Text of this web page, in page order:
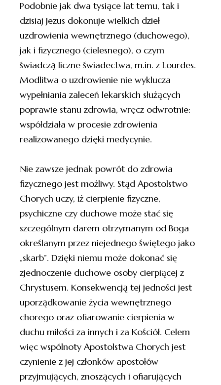
Podobnie jak dwa tysiące lat temu, tak i
dzisiaj Jezus dokonuje wielkich dzieł
uzdrowienia wewnętrznego (duchowego),
jak i fizycznego (cielesnego), o czym
świadczą liczne świadectwa, m.in. z Lourdes.
Modlitwa o uzdrowienie nie wyklucza
wypełniania zaleceń lekarskich służących
poprawie stanu zdrowia, wręcz odwrotnie:
współdziała w procesie zdrowienia
realizowanego dzięki medycynie.
Nie zawsze jednak powrót do zdrowia
fizycznego jest możliwy. Stąd Apostolstwo
Chorych uczy, iż cierpienie fizyczne,
psychiczne czy duchowe może stać się
szczególnym darem otrzymanym od Boga
określanym przez niejednego świętego jako
„skarb”. Dzięki niemu może dokonać się
zjednoczenie duchowe osoby cierpiącej z
Chrystusem. Konsekwencją tej jedności jest
uporządkowanie życia wewnętrznego
chorego oraz ofiarowanie cierpienia w
duchu miłości za innych i za Kościół. Celem
więc wspólnoty Apostolstwa Chorych jest
czynienie z jej członków apostołów
przyjmujących, znoszących i ofiarujących